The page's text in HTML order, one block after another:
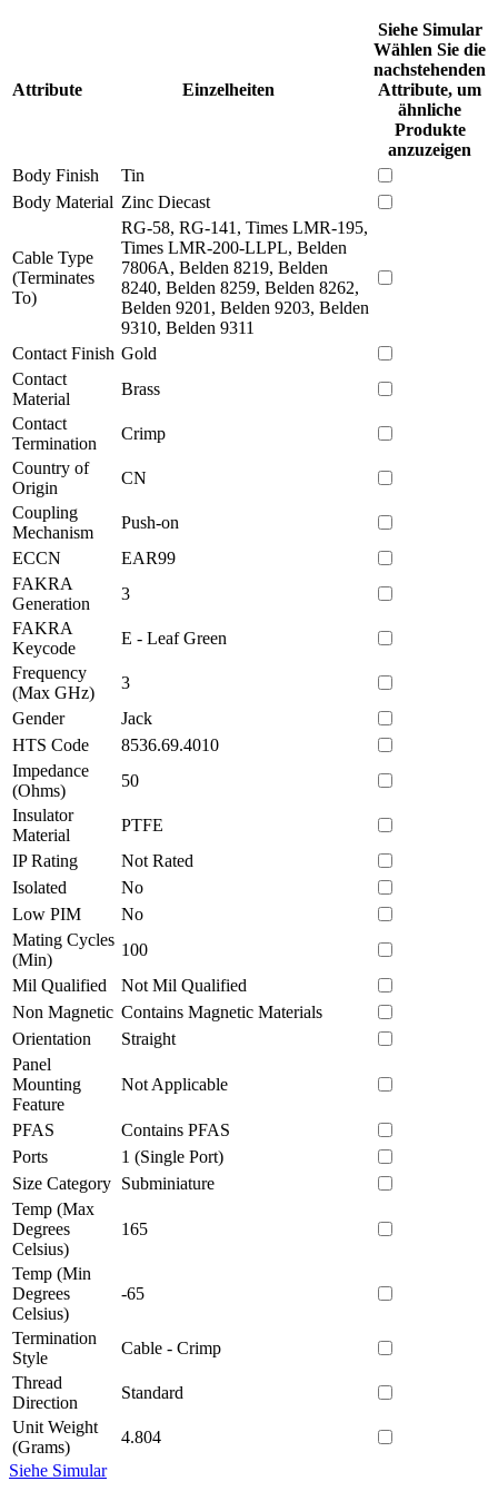
Attribute Einzelheiten
Siehe Simular
Wählen Sie die
nachstehenden
Attribute, um
ähnliche
Produkte
anzuzeigen
Body Finish
Tin
Body Material Zinc Diecast
Cable Type
(Terminates
To)
RG-58, RG-141, Times LMR-195,
Times LMR-200-LLPL, Belden
7806A, Belden 8219, Belden
8240, Belden 8259, Belden 8262,
Belden 9201, Belden 9203, Belden
9310, Belden 9311
Contact Finish Gold
Contact
Material
Brass
Contact
Termination
Crimp
Country of
Origin
CN
Coupling
Mechanism
Push-on
ECCN
EAR99
FAKRA
Generation
3
FAKRA
Keycode
E - Leaf Green
Frequency
(Max GHz)
3
Gender
Jack
HTS Code
8536.69.4010
Impedance
(Ohms)
50
Insulator
Material
PTFE
IP Rating
Not Rated
Isolated
No
Low PIM
No
Mating Cycles
(Min)
100
Mil Qualified
Not Mil Qualified
Non Magnetic Contains Magnetic Materials
Orientation
Straight
Panel
Mounting
Feature
Not Applicable
PFAS
Contains PFAS
Ports
1 (Single Port)
Size Category Subminiature
Temp (Max
Degrees
Celsius)
165
Temp (Min
Degrees
Celsius)
-65
Termination
Style
Cable - Crimp
Thread
Direction
Standard
Unit Weight
(Grams)
4.804
Siehe Simular